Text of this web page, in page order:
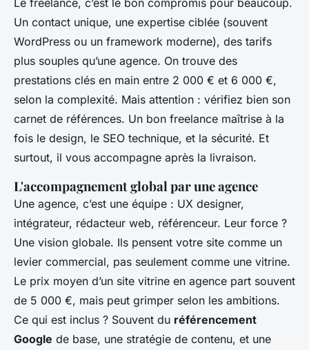
Un contact unique, une expertise ciblée (souvent
WordPress ou un framework moderne), des tarifs
plus souples qu’une agence. On trouve des
prestations clés en main entre 2 000 € et 6 000 €,
selon la complexité. Mais attention : vérifiez bien son
carnet de références. Un bon freelance maîtrise à la
fois le design, le SEO technique, et la sécurité. Et
surtout, il vous accompagne après la livraison.
L'accompagnement global par une agence
Une agence, c’est une équipe : UX designer,
intégrateur, rédacteur web, référenceur. Leur force ?
Une vision globale. Ils pensent votre site comme un
levier commercial, pas seulement comme une vitrine.
Le prix moyen d’un site vitrine en agence part souvent
de 5 000 €, mais peut grimper selon les ambitions.
Ce qui est inclus ? Souvent du référencement
Google de base, une stratégie de contenu, et une